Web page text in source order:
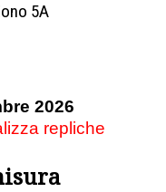
5A
2026
repliche